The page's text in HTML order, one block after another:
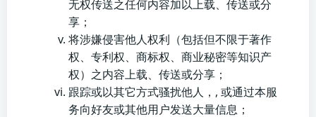
无权传送之任何内容加以上载、传送或分
享；
将涉嫌侵害他人权利（包括但不限于著作
权、专利权、商标权、商业秘密等知识产
权）之内容上载、传送或分享；
跟踪或以其它方式骚扰他人，, 或通过本服
务向好友或其他用户发送大量信息；